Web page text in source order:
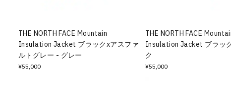
THE NORTH FACE Mountain
Insulation Jacket ブラックxアスファ
ルトグレー - グレー
¥55,000
THE NORTH FACE
Insulation Jacket ブラッ
ク
¥55,000